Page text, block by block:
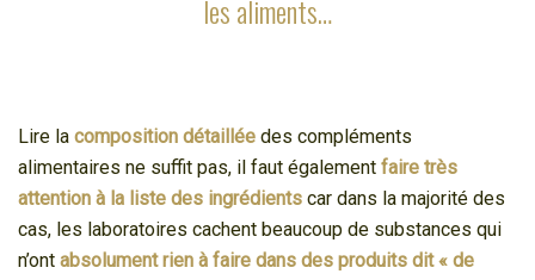
les aliments…
Lire la composition détaillée des compléments
alimentaires ne suffit pas, il faut également faire très
attention à la liste des ingrédients car dans la majorité des
cas, les laboratoires cachent beaucoup de substances qui
n’ont absolument rien à faire dans des produits dit « de